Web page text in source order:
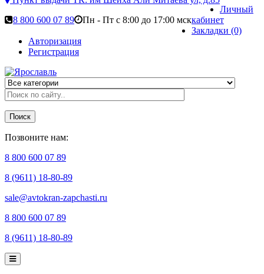
8 800 600 07 89
Пн - Пт с 8:00 до 17:00 мск
Личный
кабинет
Закладки (0)
Авторизация
Регистрация
Поиск
Позвоните нам:
8 800 600 07 89
8 (9611) 18-80-89
sale@avtokran-zapchasti.ru
8 800 600 07 89
8 (9611) 18-80-89